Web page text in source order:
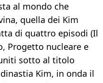
al mondo che
quella dei Kim
di quattro episodi (Il
Progetto nucleare e
sotto al titolo
Kim, in onda il